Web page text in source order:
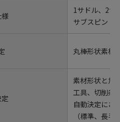
1サドル、2サ
サブスピンド
丸棒形状素材
素材形状と加
工具、切削条
自動決定にお
（標準、長